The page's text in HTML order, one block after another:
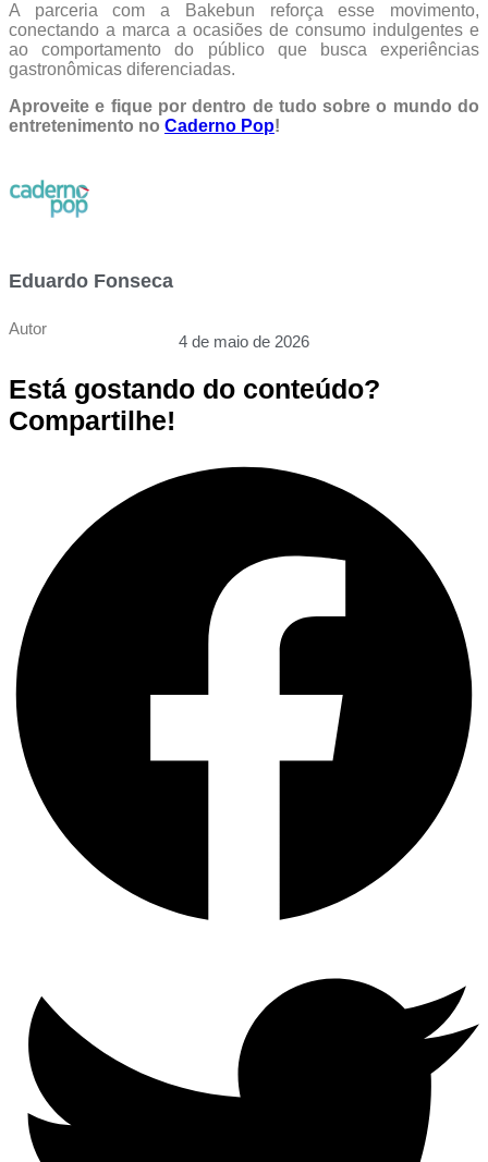
A parceria com a Bakebun reforça esse movimento,
conectando a marca a ocasiões de consumo indulgentes e
ao comportamento do público que busca experiências
gastronômicas diferenciadas.
Aproveite e fique por dentro de tudo sobre o mundo do
entretenimento no Caderno Pop!
Eduardo Fonseca
Autor
4 de maio de 2026
Está gostando do conteúdo?
Compartilhe!